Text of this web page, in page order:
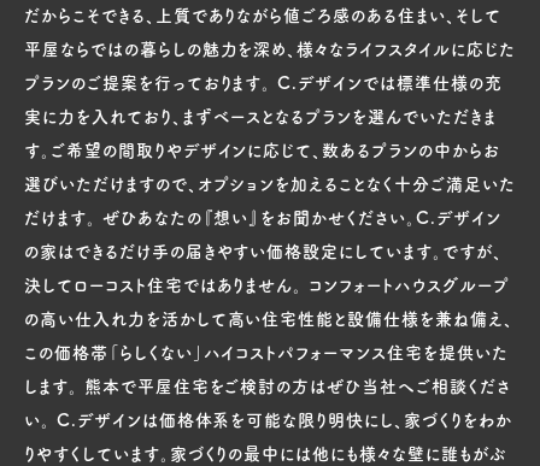
だからこそできる、上質でありながら値ごろ感のある住まい、そして
平屋ならではの暮らしの魅力を深め、様々なライフスタイルに応じた
プランのご提案を行っております。 C.デザインでは標準仕様の充
実に力を入れており、まずベースとなるプランを選んでいただきま
す。ご希望の間取りやデザインに応じて、数あるプランの中からお
選びいただけますので、オプションを加えることなく十分ご満足いた
だけます。 ぜひあなたの『想い』をお聞かせください。C.デザイン
の家はできるだけ手の届きやすい価格設定にしています。ですが、
決してローコスト住宅ではありません。 コンフォートハウスグループ
の高い仕入れ力を活かして高い住宅性能と設備仕様を兼ね備え、
この価格帯「らしくない」ハイコストパフォーマンス住宅を提供いた
します。 熊本で平屋住宅をご検討の方はぜひ当社へご相談くださ
い。 C.デザインは価格体系を可能な限り明快にし、家づくりをわか
りやすくしています。家づくりの最中には他にも様々な壁に誰もがぶ